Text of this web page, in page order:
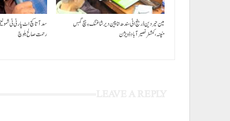
سد آتا کچ اٹ پارٹی ٹی
رحمت صالح بلوچ
مین حیردین ڈرینج اٹی سندھ انا پین دیر شاغنگ ءِ ہچ گہس
منپنہ،کمشنر نصیرآباد ڈویژن